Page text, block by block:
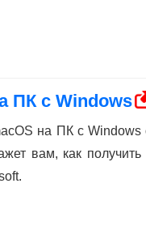
ПК с Windows
на ПК с
вам, как